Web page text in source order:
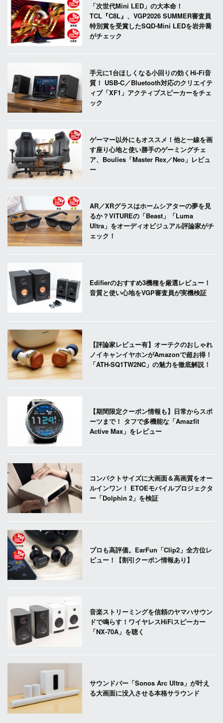
「次世代Mini LED」の大本命！
TCL『C8L』、VGP2026 SUMMER審査員
特別賞を受賞したSQD-Mini LEDを岩井喬
がチェック
手元に1台ほしくなる小回りの効くHi-Fi音
質！ USB-C／Bluetooth対応のクリエイテ
ィブ「XF1」アクティブスピーカーをチェ
ック
ゲーマー以外にもオススメ！他と一線を画
す座り心地と使い勝手のゲーミングチェ
ア、Boulies「Master Rex／Neo」レビュ
ー
AR／XRグラスはホームシアターの夢を見
るか？VITUREの「Beast」「Luma
Ultra」をオーディオビジュアル評論家がチ
ェック！
Edifierのおすすめ3機種を厳選レビュー！
音質と使い心地をVGP審査員が実機検証
【評論家レビュー有】オーテクのおしゃれ
ノイキャンイヤホンがAmazonで超お得！
「ATH-SQ1TW2NC」の魅力を徹底解説！
【期間限定クーポン情報も】日常からスポ
ーツまで！ タフで多機能な「Amazfit
Active Max」をレビュー
コンパクトサイズに大画面＆高画質をオー
ルインワン！ ETOEモバイルプロジェクタ
ー「Dolphin 2」を検証
プロも高評価。EarFun「Clip2」全方位レ
ビュー！【割引クーポン情報あり】
音楽ストリーミングを信頼のヤマハサウン
ドで鳴らす！ワイヤレスHiFiスピーカー
「NX-70A」を聴く
サウンドバー「Sonos Arc Ultra」が叶え
る大画面に没入させる本格サラウンド